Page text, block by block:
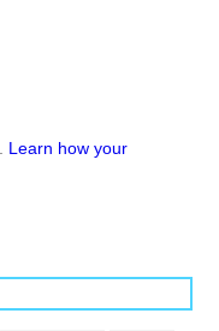
Learn how your